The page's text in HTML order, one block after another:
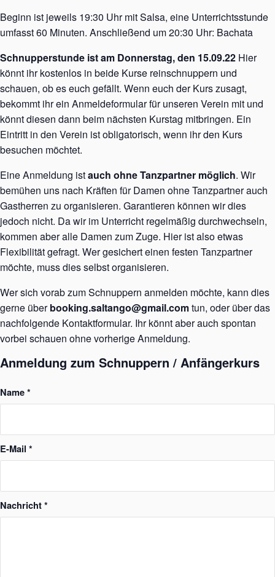
Beginn ist jeweils 19:30 Uhr mit Salsa, eine Unterrichtsstunde
umfasst 60 Minuten. Anschließend um 20:30 Uhr: Bachata
Schnupperstunde ist am Donnerstag, den 15.09.22 Hier
könnt ihr kostenlos in beide Kurse reinschnuppern und
schauen, ob es euch gefällt. Wenn euch der Kurs zusagt,
bekommt ihr ein Anmeldeformular für unseren Verein mit und
könnt diesen dann beim nächsten Kurstag mitbringen. Ein
Eintritt in den Verein ist obligatorisch, wenn ihr den Kurs
besuchen möchtet.
Eine Anmeldung istauch ohne Tanzpartner möglich. Wir
bemühen uns nach Kräften für Damen ohne Tanzpartner auch
Gastherren zu organisieren. Garantieren können wir dies
jedoch nicht. Da wir im Unterricht regelmäßig durchwechseln,
kommen aber alle Damen zum Zuge. Hier ist also etwas
Flexibilität gefragt. Wer gesichert einen festen Tanzpartner
möchte, muss dies selbst organisieren.
Wer sich vorab zum Schnuppern anmelden möchte, kann dies
gerne überbooking.saltango@gmail.comtun, oder über das
nachfolgende Kontaktformular. Ihr könnt aber auch spontan
vorbei schauen ohne vorherige Anmeldung.
Anmeldung zum Schnuppern / Anfängerkurs
Name*
E-Mail *
Nachricht*